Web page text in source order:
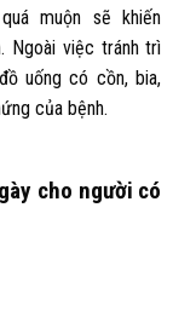
muộn sẽ khiến
Ngoài việc tránh trì
uống có cồn, bia,
của bệnh.
cho người có